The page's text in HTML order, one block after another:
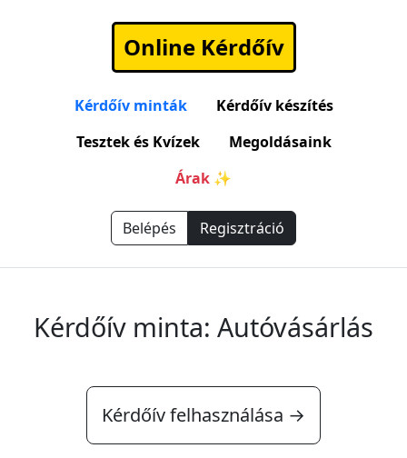
Online Kérdőív
Kérdőív minták
Kérdőív készítés
Tesztek és Kvízek
Megoldásaink
Árak ✨
Belépés Regisztráció
Kérdőív minta: Autóvásárlás
Kérdőív felhasználása →